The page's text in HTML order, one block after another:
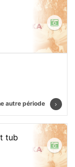
autre période
tub